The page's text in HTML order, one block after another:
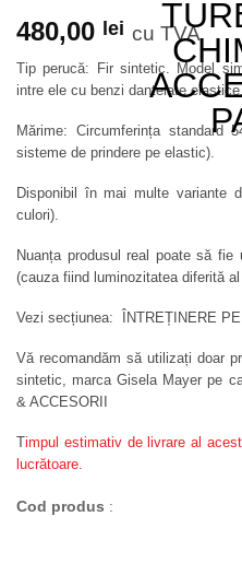
480,00 lei cu TVA
Tip perucă: Fir sintetic. Model
intre ele cu benzi dantelate
Mărime: Circumferința standard
sisteme de prindere pe elastic).
Disponibil în mai multe variante
culori).
Nuanța produsul real poate să fie
(cauza fiind luminozitatea diferită al
Vezi secțiunea: ÎNTREȚINERE
Vă recomandăm să utilizați doar
sintetic, marca Gisela Mayer pe
& ACCESORII
Timpul estimativ de livrare al
lucrătoare.
Cod produs :